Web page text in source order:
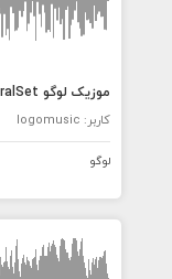
موزیک لوگو OrchestralSet
کاربر: logomusic
لوگو
src attribute